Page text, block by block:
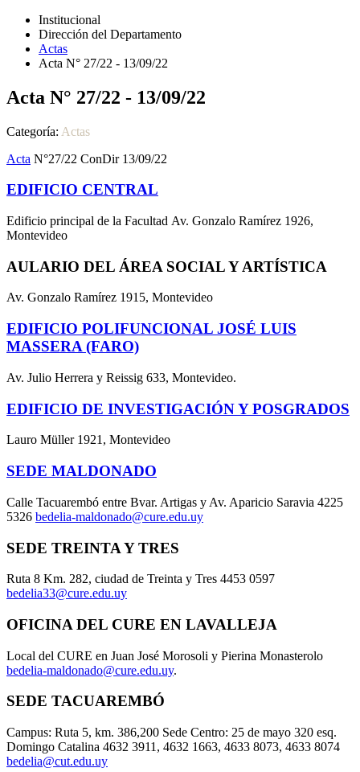
Institucional
Dirección del Departamento
Actas
Acta N° 27/22 - 13/09/22
Acta N° 27/22 - 13/09/22
Categoría: Actas
Acta N°27/22 ConDir 13/09/22
EDIFICIO CENTRAL
Edificio principal de la Facultad Av. Gonzalo Ramírez 1926,
Montevideo
AULARIO DEL ÁREA SOCIAL Y ARTÍSTICA
Av. Gonzalo Ramírez 1915, Montevideo
EDIFICIO POLIFUNCIONAL JOSÉ LUIS
MASSERA (FARO)
Av. Julio Herrera y Reissig 633, Montevideo.
EDIFICIO DE INVESTIGACIÓN Y POSGRADOS
Lauro Müller 1921, Montevideo
SEDE MALDONADO
Calle Tacuarembó entre Bvar. Artigas y Av. Aparicio Saravia 4225
5326 bedelia-maldonado@cure.edu.uy
SEDE TREINTA Y TRES
Ruta 8 Km. 282, ciudad de Treinta y Tres 4453 0597
bedelia33@cure.edu.uy
OFICINA DEL CURE EN LAVALLEJA
Local del CURE en Juan José Morosoli y Pierina Monasterolo
bedelia-maldonado@cure.edu.uy.
SEDE TACUAREMBÓ
Campus: Ruta 5, km. 386,200 Sede Centro: 25 de mayo 320 esq.
Domingo Catalina 4632 3911, 4632 1663, 4633 8073, 4633 8074
bedelia@cut.edu.uy